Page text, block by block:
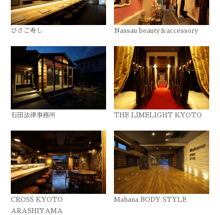
ひさご寿し Nassau beauty＆accessory
石田法律事務所 THE LIMELIGHT KYOTO
CROSS KYOTO
ARASHIYAMA
Mahana BODY STYLE